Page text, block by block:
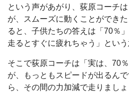
という声があがり、荻原コーチ
が、スムーズに動くことができ
ると、子供たちの答えは「70％
走るとすぐに疲れちゃう」という
そこで荻原コーチは「実は、70
が、もっともスピードが出るん
ら、その間の力加減で走りまし